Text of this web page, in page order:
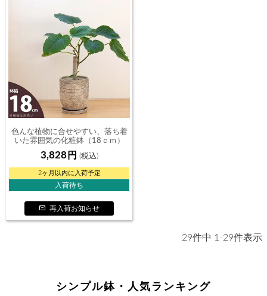
色んな植物に合せやすい、落ち着
いた雰囲気の化粧鉢（18ｃｍ）
3,828
2ヶ月以内に入荷予定
入荷待ち
再入荷お知らせ
29件中 1 -29件表示
シンプル鉢・人気ランキング